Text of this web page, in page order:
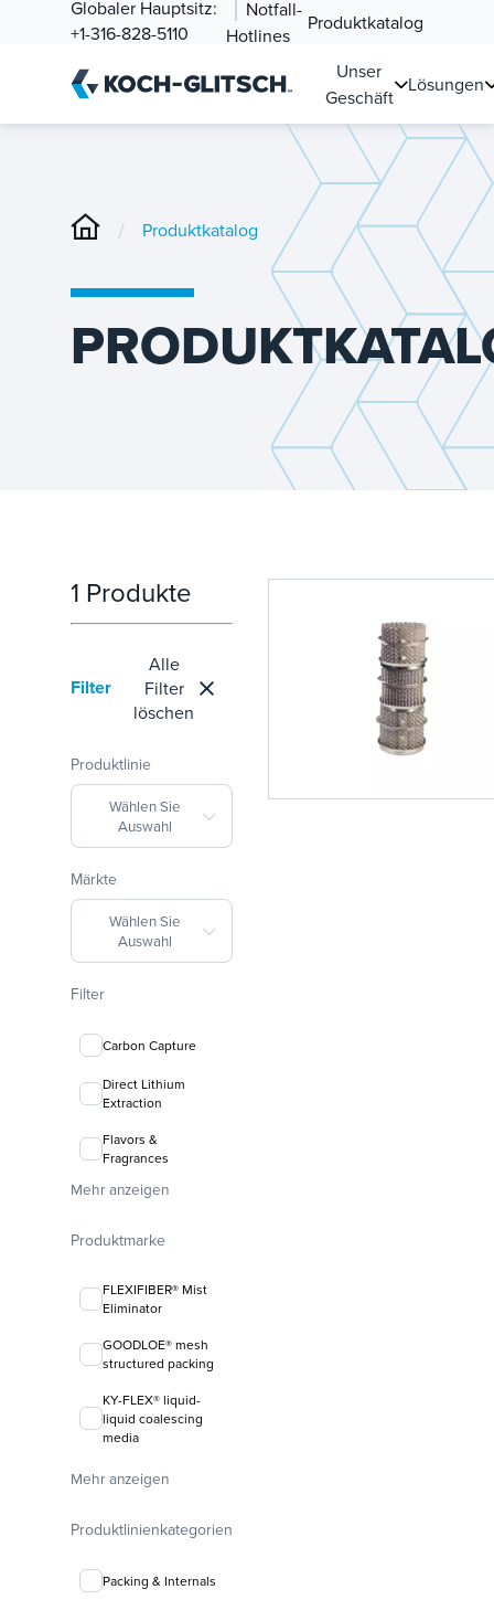
Globaler Hauptsitz:
+1-316-828-5110
Notfall-
Hotlines
Produktkatalog
Unser
Geschäft
Lösungen
/ Produktkatalog
1 Produkte
Filter
Alle
Filter
löschen
Produktlinie
Wählen Sie
Auswahl
Märkte
Wählen Sie
Auswahl
Filter
Carbon Capture
Direct Lithium
Extraction
Flavors &
Fragrances
Mehr anzeigen
Produktmarke
FLEXIFIBER® Mist
Eliminator
GOODLOE® mesh
structured packing
KY-FLEX® liquid-
liquid coalescing
media
FLEXIRING® random
packing
Mehr anzeigen
Produktlinienkategorien
Packing & Internals